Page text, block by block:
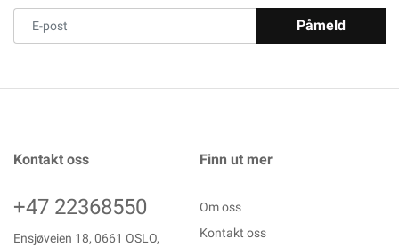
Påmeld
Kontakt oss
+47 22368550
Ensjøveien 18, 0661 OSLO,
Finn ut mer
Om oss
Kontakt oss